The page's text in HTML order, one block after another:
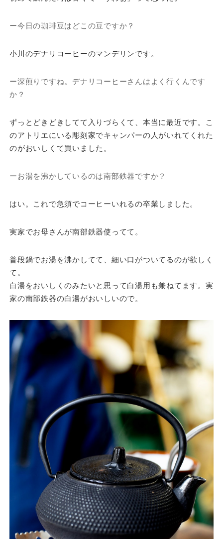
ー今日の珈琲豆はどこの豆ですか？
小川のデナリコーヒーのマンデリンです。
ー深煎りですね。デナリコーヒーさんはよく行くんです
か？
ずっとどきどきしてて入りづらくて、本当に最近です。こ
のアトリエにいる彫刻家でキャンパーの人がいれてくれた
のがおいしくて買いました。
ーお湯を沸かしているのは南部鉄器ですか？
はい。これで急須でコーヒーいれるの卒業しました。
実家でお母さんが南部鉄器使ってて。
普段鍋でお湯を沸かしてて、細い口がついてるのが欲しく
て。
白湯をおいしくのみたいと思って白湯用も兼ねてます。実
家の南部鉄器の白湯がおいしいので。